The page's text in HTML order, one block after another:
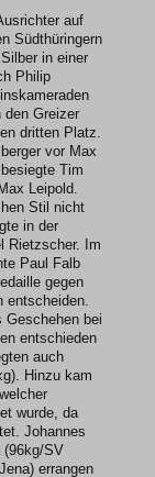
auf
Südthüringern
in einer
Philip
den Greizer
dritten Platz.
vor Max
Tim
Leipold.
Stil nicht
in der
Rietzscher. Im
Paul Falb
gegen
entscheiden.
Geschehen bei
entschieden
auch
Hinzu kam
wurde, da
Johannes
(96kg/SV
errangen